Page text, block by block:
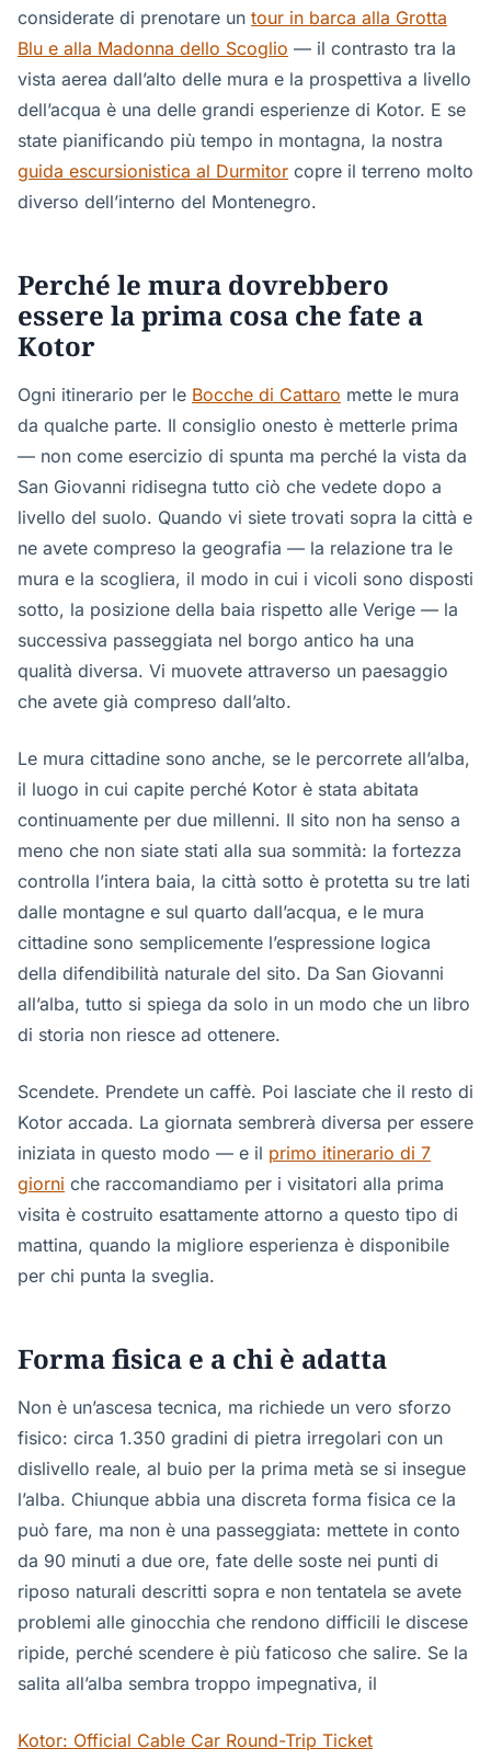
considerate di prenotare un tour in barca alla Grotta
Blu e alla Madonna dello Scoglio — il contrasto tra la
vista aerea dall’alto delle mura e la prospettiva a livello
dell’acqua è una delle grandi esperienze di Kotor. E se
state pianificando più tempo in montagna, la nostra
guida escursionistica al Durmitor copre il terreno molto
diverso dell’interno del Montenegro.
Perché le mura dovrebbero
essere la prima cosa che fate a
Kotor
Ogni itinerario per le Bocche di Cattaro mette le mura
da qualche parte. Il consiglio onesto è metterle prima
— non come esercizio di spunta ma perché la vista da
San Giovanni ridisegna tutto ciò che vedete dopo a
livello del suolo. Quando vi siete trovati sopra la città e
ne avete compreso la geografia — la relazione tra le
mura e la scogliera, il modo in cui i vicoli sono disposti
sotto, la posizione della baia rispetto alle Verige — la
successiva passeggiata nel borgo antico ha una
qualità diversa. Vi muovete attraverso un paesaggio
che avete già compreso dall’alto.
Le mura cittadine sono anche, se le percorrete all’alba,
il luogo in cui capite perché Kotor è stata abitata
continuamente per due millenni. Il sito non ha senso a
meno che non siate stati alla sua sommità: la fortezza
controlla l’intera baia, la città sotto è protetta su tre lati
dalle montagne e sul quarto dall’acqua, e le mura
cittadine sono semplicemente l’espressione logica
della difendibilità naturale del sito. Da San Giovanni
all’alba, tutto si spiega da solo in un modo che un libro
di storia non riesce ad ottenere.
Scendete. Prendete un caffè. Poi lasciate che il resto di
Kotor accada. La giornata sembrerà diversa per essere
iniziata in questo modo — e il primo itinerario di 7
giorni che raccomandiamo per i visitatori alla prima
visita è costruito esattamente attorno a questo tipo di
mattina, quando la migliore esperienza è disponibile
per chi punta la sveglia.
Forma fisica e a chi è adatta
Non è un’ascesa tecnica, ma richiede un vero sforzo
fisico: circa 1.350 gradini di pietra irregolari con un
dislivello reale, al buio per la prima metà se si insegue
l’alba. Chiunque abbia una discreta forma fisica ce la
può fare, ma non è una passeggiata: mettete in conto
da 90 minuti a due ore, fate delle soste nei punti di
riposo naturali descritti sopra e non tentatela se avete
problemi alle ginocchia che rendono difficili le discese
ripide, perché scendere è più faticoso che salire. Se la
salita all’alba sembra troppo impegnativa, il
Kotor: Official Cable Car Round-Trip Ticket